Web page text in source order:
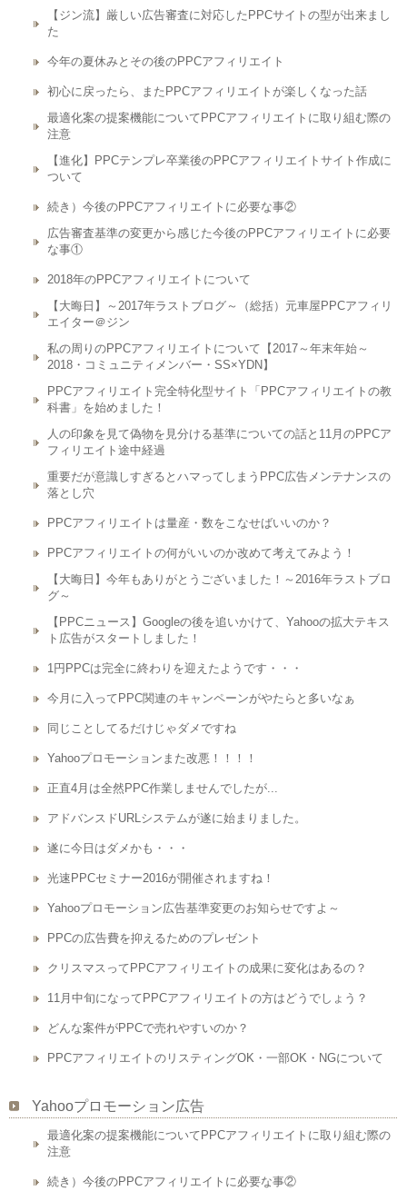
【ジン流】厳しい広告審査に対応したPPCサイトの型が出来まし
た
今年の夏休みとその後のPPCアフィリエイト
初心に戻ったら、またPPCアフィリエイトが楽しくなった話
最適化案の提案機能についてPPCアフィリエイトに取り組む際の
注意
【進化】PPCテンプレ卒業後のPPCアフィリエイトサイト作成に
ついて
続き）今後のPPCアフィリエイトに必要な事②
広告審査基準の変更から感じた今後のPPCアフィリエイトに必要
な事①
2018年のPPCアフィリエイトについて
【大晦日】～2017年ラストブログ～（総括）元車屋PPCアフィリ
エイター＠ジン
私の周りのPPCアフィリエイトについて【2017～年末年始～
2018・コミュニティメンバー・SS×YDN】
PPCアフィリエイト完全特化型サイト「PPCアフィリエイトの教
科書」を始めました！
人の印象を見て偽物を見分ける基準についての話と11月のPPCア
フィリエイト途中経過
重要だが意識しすぎるとハマってしまうPPC広告メンテナンスの
落とし穴
PPCアフィリエイトは量産・数をこなせばいいのか？
PPCアフィリエイトの何がいいのか改めて考えてみよう！
【大晦日】今年もありがとうございました！～2016年ラストブロ
グ～
【PPCニュース】Googleの後を追いかけて、Yahooの拡大テキス
ト広告がスタートしました！
1円PPCは完全に終わりを迎えたようです・・・
今月に入ってPPC関連のキャンペーンがやたらと多いなぁ
同じことしてるだけじゃダメですね
Yahooプロモーションまた改悪！！！！
正直4月は全然PPC作業しませんでしたが...
アドバンスドURLシステムが遂に始まりました。
遂に今日はダメかも・・・
光速PPCセミナー2016が開催されますね！
Yahooプロモーション広告基準変更のお知らせですよ～
PPCの広告費を抑えるためのプレゼント
クリスマスってPPCアフィリエイトの成果に変化はあるの？
11月中旬になってPPCアフィリエイトの方はどうでしょう？
どんな案件がPPCで売れやすいのか？
PPCアフィリエイトのリスティングOK・一部OK・NGについて
Yahooプロモーション広告
最適化案の提案機能についてPPCアフィリエイトに取り組む際の
注意
続き）今後のPPCアフィリエイトに必要な事②